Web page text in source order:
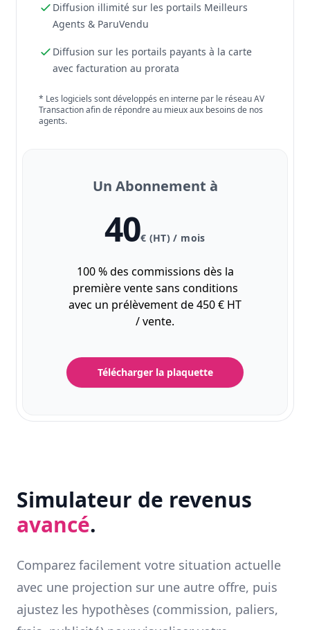
Diffusion illimité sur les portails Meilleurs
Agents & ParuVendu
Diffusion sur les portails payants à la carte
avec facturation au prorata
* Les logiciels sont développés en interne par le réseau AV
Transaction afin de répondre au mieux aux besoins de nos
agents.
Un Abonnement à
40€ (HT) / mois
100 % des commissions dès la
première vente sans conditions
avec un prélèvement de 450 € HT
/ vente.
Télécharger la plaquette
Simulateur de revenus
avancé.
Comparez facilement votre situation actuelle
avec une projection sur une autre offre, puis
ajustez les hypothèses (commission, paliers,